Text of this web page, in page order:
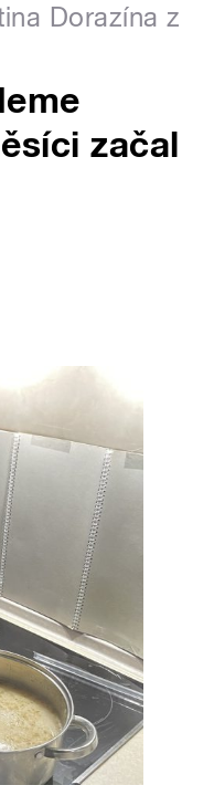
Dorazína z
začal